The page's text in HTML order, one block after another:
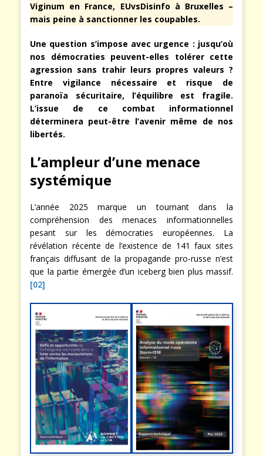
Viginum en France, EUvsDisinfo à Bruxelles –
mais peine à sanctionner les coupables.
Une question s’impose avec urgence : jusqu’où
nos démocraties peuvent-elles tolérer cette
agression sans trahir leurs propres valeurs ?
Entre vigilance nécessaire et risque de
paranoïa sécuritaire, l’équilibre est fragile.
L’issue de ce combat informationnel
déterminera peut-être l’avenir même de nos
libertés.
L’ampleur d’une menace
systémique
L’année 2025 marque un tournant dans la
compréhension des menaces informationnelles
pesant sur les démocraties européennes. La
révélation récente de l’existence de 141 faux sites
français diffusant de la propagande pro-russe n’est
que la partie émergée d’un iceberg bien plus massif.
[02]